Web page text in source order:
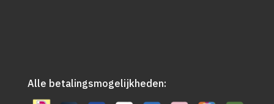
Alle betalingsmogelijkheden: